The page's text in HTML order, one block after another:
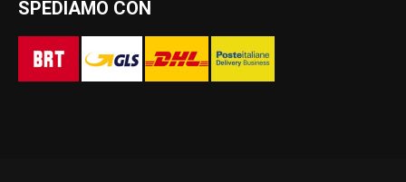
SPEDIAMO CON